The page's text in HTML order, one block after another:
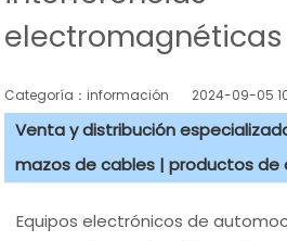
electromagnéticas
Categoría：información 2024-09-05
Venta y distribución
mazos de cables | productos de
Equipos electrónicos de